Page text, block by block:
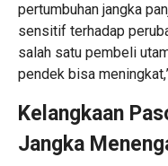
pertumbuhan jangka
sensitif terhadap
salah satu pembeli
pendek bisa
Kelangkaan
Jangka